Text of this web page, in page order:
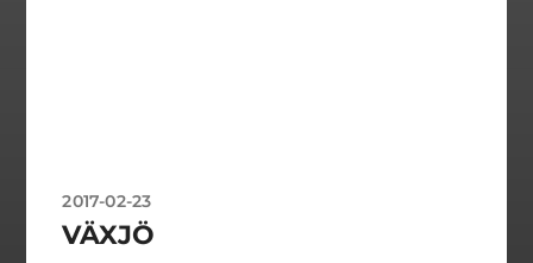
2017-02-23
VÄXJÖ